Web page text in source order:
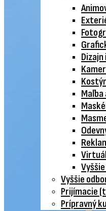
Vyššie
Prijímacie
Prípravný